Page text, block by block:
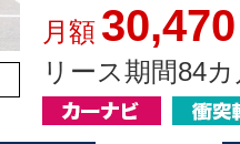
月額 30,470
リース期間84